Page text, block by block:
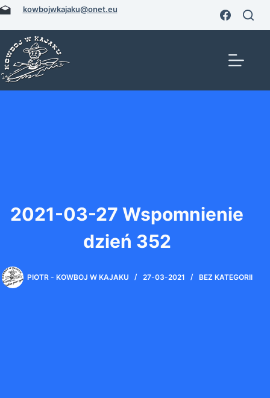
Przejdź
treści
kowbojwkajaku@onet.eu
2021-03-27 Wspomnienie
dzień 352
PIOTR - KOWBOJ W KAJAKU 27-03-2021 BEZ KATEGORII